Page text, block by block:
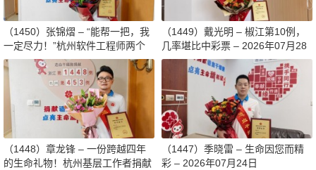
（1450）张锦熠 – “能帮一把，我
一定尽力！”杭州软件工程师两个
月减重13斤赴生命之约 – 2026年0
8月03日
（1449）戴光明 – 椒江第10例，
几率堪比中彩票 – 2026年07月28
日
（1448）章龙锋 – 一份跨越四年
的生命礼物！杭州基层工作者捐献
（1447）季晓雷 – 生命因您而精
彩 – 2026年07月24日